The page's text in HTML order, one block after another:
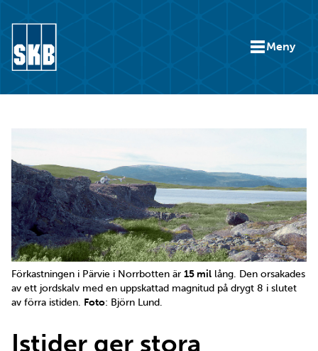
Meny
Förkastningen i Pärvie i Norrbotten är 15 mil lång. Den orsakades
av ett jordskalv med en uppskattad magnitud på drygt 8 i slutet
av förra istiden. Foto: Björn Lund.
Istider ger stora